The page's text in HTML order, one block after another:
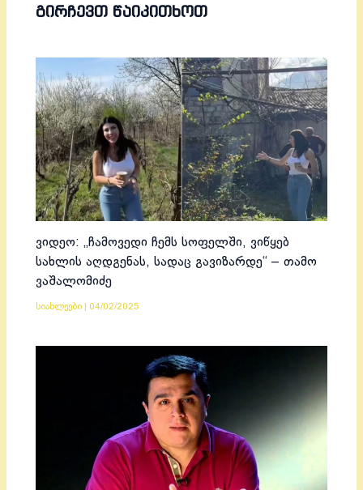
ᲒᲘᲠᲩᲔᲕᲗ ᲬᲐᲘᲙᲘᲗᲮᲝᲗ
ვიდეო: „ჩამოვედი ჩემს სოფელში, ვიწყებ
სახლის აღდგენას, სადაც გავიზარდე“ – თამო
ვაშალომიძე
სიახლეები 04/02/2025